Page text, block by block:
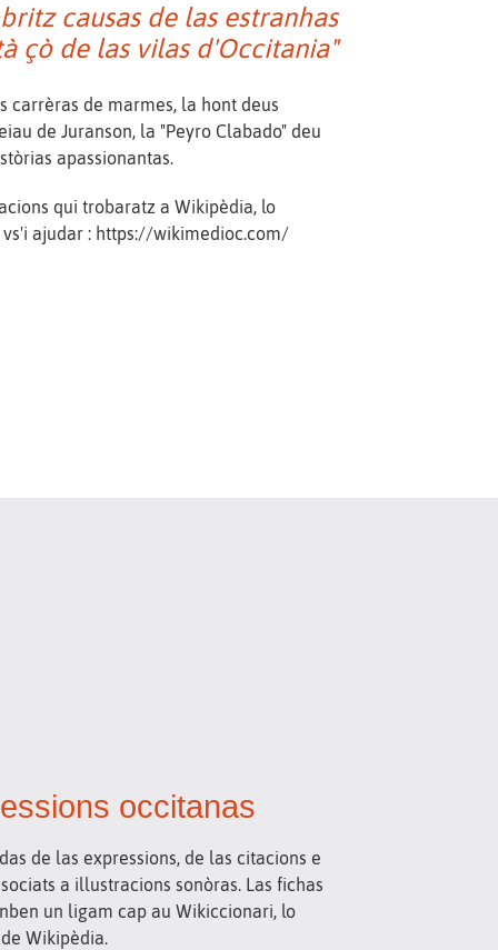
causas de las estranhas
çò de las vilas d'Occitania"
carrèras de marmes, la hont deus
de Juranson, la "Peyro Clabado" deu
apassionantas.
qui trobaratz a Wikipèdia, lo
ajudar : https://wikimedioc.com/
occitanas
de las expressions, de las citacions e
a illustracions sonòras. Las fichas
un ligam cap au Wikiccionari, lo
Wikipèdia.